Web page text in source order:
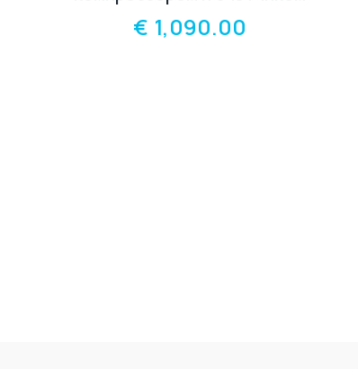
€ 1,090.00